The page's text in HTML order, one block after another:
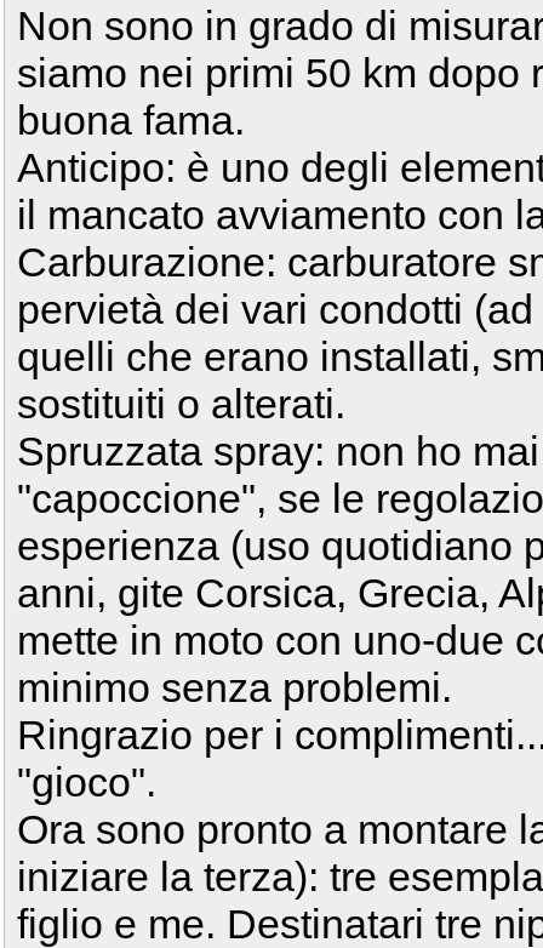
Non sono in grado di
siamo nei primi 50 km dopo
buona fama.
Anticipo: è uno degli
il mancato avviamento con
Carburazione: carburatore
pervietà dei vari condotti
quelli che erano installati,
sostituiti o alterati.
Spruzzata spray: non ho
"capoccione", se le
esperienza (uso quotidiano
anni, gite Corsica, Grecia,
mette in moto con uno-due
minimo senza problemi.
Ringrazio per i
"gioco".
Ora sono pronto a montare
iniziare la terza): tre
figlio e me. Destinatari tre